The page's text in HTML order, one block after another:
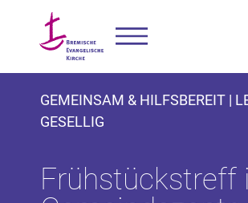
GEMEINSAM & HILFSBEREIT |
GESELLIG
Frühstückstreff